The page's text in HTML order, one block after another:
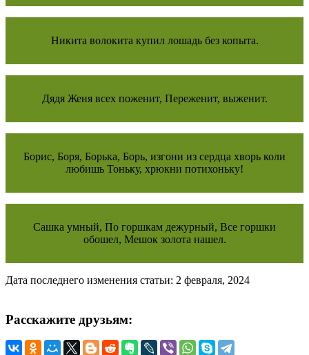
Никита волокита купил лошадь без копыта.
Дядя Женя всех поженит, Переженит, выженит.
Борис, Боря, Борька, Борь, изгони из сердца хворь коли
любишь Тоньку, хрюкни потихоньку!
Сашка умный, По горшкам дежурный, Все горшки
обошел, Мешок золота нашел.
Дата последнего изменения статьи: 2 февраля, 2024
Расскажите друзьям: